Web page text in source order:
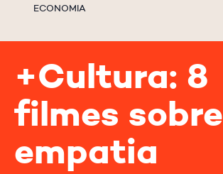
ECONOMIA
+Cultura: 8
filmes sobre
empatia